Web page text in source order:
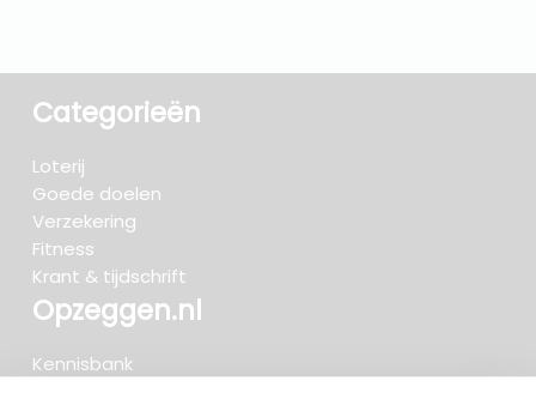
Categorieën
Loterij
Goede doelen
Verzekering
Fitness
Krant & tijdschrift
Opzeggen.nl
Kennisbank